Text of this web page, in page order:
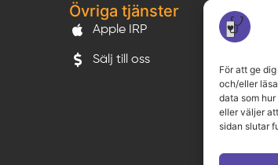
För att ge
och/eller
data som
eller väljer
sidan slutar
Övriga tjänster
Apple IRP
Sälj till oss